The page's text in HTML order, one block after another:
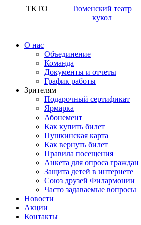
ТКТО
Тюменский театр
кукол
О нас
Объединение
Команда
Документы и отчеты
График работы
Зрителям
Подарочный сертификат
Ярмарка
Абонемент
Как купить билет
Пушкинская карта
Как вернуть билет
Правила посещения
Анкета для опроса граждан
Защита детей в интернете
Союз друзей Филармонии
Часто задаваемые вопросы
Новости
Акции
Контакты